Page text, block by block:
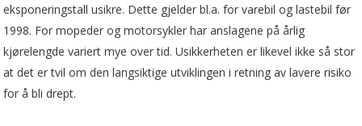
eksponeringstall usikre. Dette gjelder bl.a. for varebil og lastebil før
1998. For mopeder og motorsykler har anslagene på årlig
kjørelengde variert mye over tid. Usikkerheten er likevel ikke så stor
at det er tvil om den langsiktige utviklingen i retning av lavere risiko
for å bli drept.